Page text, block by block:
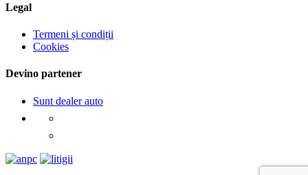
Legal
Termeni și condiții
Cookies
Devino partener
Sunt dealer auto